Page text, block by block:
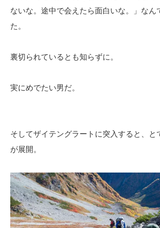
ないな。途中で会えたら面白いな。」なん
た。
裏切られているとも知らずに。
実にめでたい男だ。
そしてザイテングラートに突入すると、と
が展開。